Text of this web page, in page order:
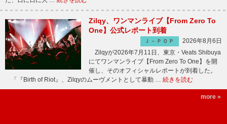
Zilqy、ワンマンライブ【From Zero To
One】公式レポート到着
Ｊ－ＰＯＰ
2026年8月6日
Zilqyが2026年7月11日、東京・Veats Shibuya
にてワンマンライブ【From Zero To One】を開
催し、そのオフィシャルレポートが到着した。
「『Birth of Riot』、Zilqyのムーヴメントとして暴動 … 続きを読む
more »